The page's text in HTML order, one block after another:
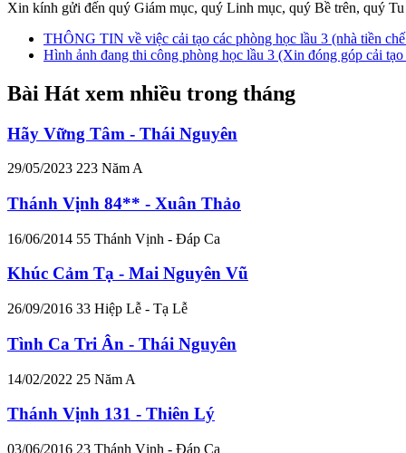
Xin kính gửi đến quý Giám mục, quý Linh mục, quý Bề trên, quý
THÔNG TIN về việc cải tạo các phòng học lầu 3 (nhà tiền
Hình ảnh đang thi công phòng học lầu 3 (Xin đóng góp cải
Bài Hát xem nhiều trong tháng
Hãy Vững Tâm - Thái Nguyên
29/05/2023 223 Năm A
Thánh Vịnh 84** - Xuân Thảo
16/06/2014 55 Thánh Vịnh - Đáp Ca
Khúc Cảm Tạ - Mai Nguyên Vũ
26/09/2016 33 Hiệp Lễ - Tạ Lễ
Tình Ca Tri Ân - Thái Nguyên
14/02/2022 25 Năm A
Thánh Vịnh 131 - Thiên Lý
03/06/2016 23 Thánh Vịnh - Đáp Ca